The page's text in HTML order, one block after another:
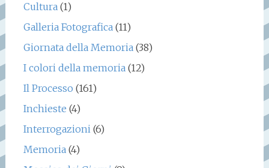
Cultura(1)
Galleria Fotografica(11)
Giornata della Memoria(38)
I colori della memoria(12)
Il Processo (161)
Inchieste (4)
Interrogazioni(6)
Memoria(4)